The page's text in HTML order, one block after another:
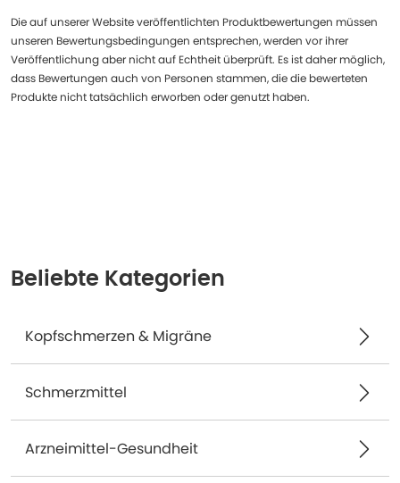
Die auf unserer Website veröffentlichten Produktbewertungen müssen
unseren Bewertungsbedingungen entsprechen, werden vor ihrer
Veröffentlichung aber nicht auf Echtheit überprüft. Es ist daher möglich,
dass Bewertungen auch von Personen stammen, die die bewerteten
Produkte nicht tatsächlich erworben oder genutzt haben.
Beliebte Kategorien
Kopfschmerzen & Migräne
Schmerzmittel
Arzneimittel-Gesundheit